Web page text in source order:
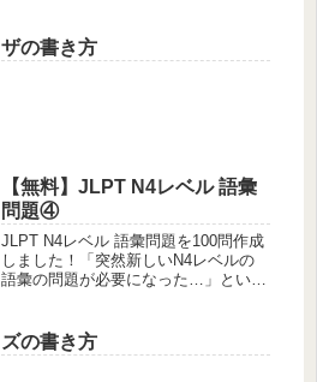
ザの書き方
【無料】JLPT N4レベル 語彙
問題④
JLPT N4レベル 語彙問題を100問作成
しました！「突然新しいN4レベルの
語彙の問題が必要になった…」という
しいと言われたけれど、テスト問題を
持っていない..」という日本...
ズの書き方